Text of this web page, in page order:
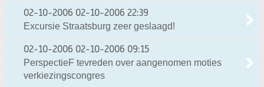
02-10-2006 02-10-2006 22:39
Excursie Straatsburg zeer geslaagd!
02-10-2006 02-10-2006 09:15
PerspectieF tevreden over aangenomen moties
verkiezingscongres